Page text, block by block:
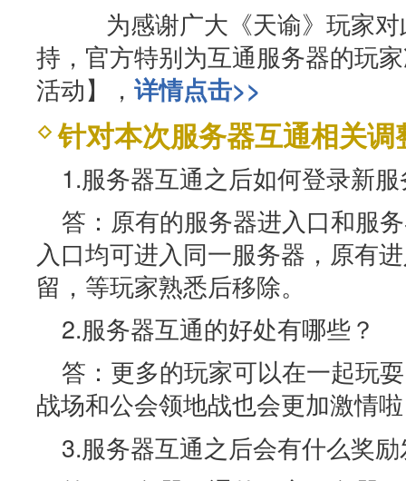
为感谢广大《天谕》玩家对
持，官方特别为互通服务器的玩
活动】， 详情点击>>
针对本次服务器互通相关
1.服务器互通之后如何登录新
答：原有的服务器进入口和服
入口均可进入同一服务器，原有
留，等玩家熟悉后移除。
2.服务器互通的好处有哪些？
答：更多的玩家可以在一起玩
战场和公会领地战也会更加激情
3.服务器互通之后会有什么奖